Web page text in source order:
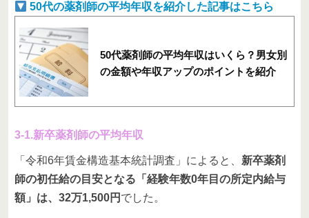
50代の薬剤師の平均年収を紹介した記事はこちら
50代薬剤師の平均年収はいくら？男女別
の金額や年収アップのポイントを紹介
3-1.新卒薬剤師の平均年収
「令和6年賃金構造基本統計調査」によると、 新卒薬剤
師の初任給の目安となる「経験年数0年目の所定内給与
額」は、32万1,500円 でした。